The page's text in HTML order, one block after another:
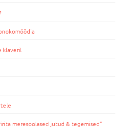
klaveril
meresoolased jutud & tegemised”